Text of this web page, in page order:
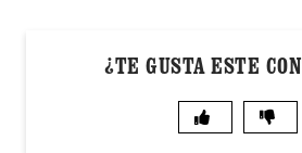
¿TE GUSTA ESTE